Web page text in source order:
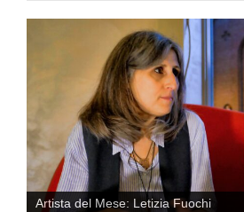
Artista del Mese: Letizia Fuochi